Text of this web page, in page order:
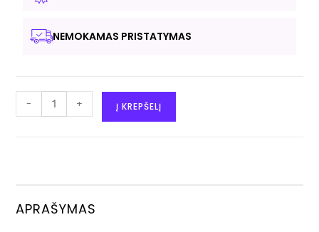
NEMOKAMAS PRISTATYMAS
- + Į KREPŠELĮ
APRAŠYMAS